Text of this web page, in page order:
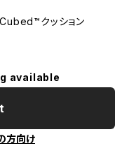
クッション
available
方向け